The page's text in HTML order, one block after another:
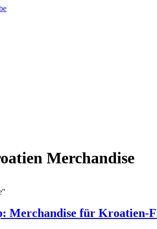
Merchandise
Merchandise für Kroatien-